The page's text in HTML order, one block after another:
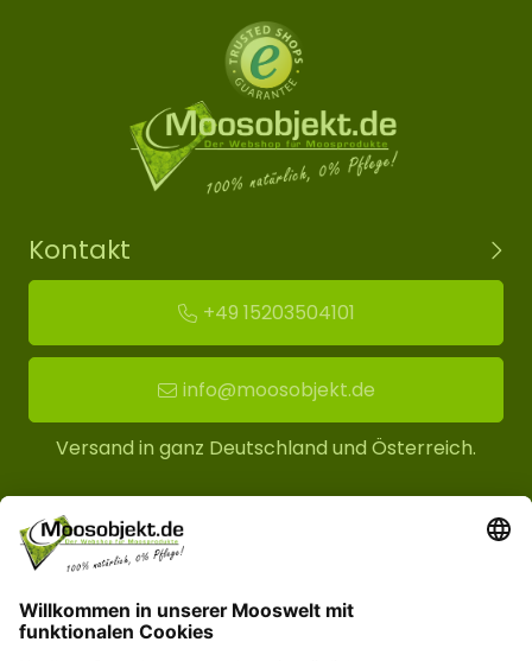
Kontakt
+49 15203504101
info@moosobjekt.de
Versand in ganz Deutschland und Österreich.
Kundenservice
Informationen